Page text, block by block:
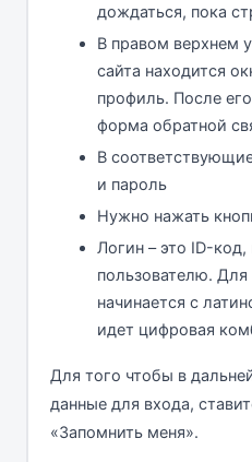
дождаться, пока
В правом верхнем
сайта находится
профиль. После
форма обратной
В
и пароль
Нужно нажать
Логин – это ID-
пользователю.
начинается с
идет цифровая
Для того чтобы в
данные для входа,
«Запомнить меня».